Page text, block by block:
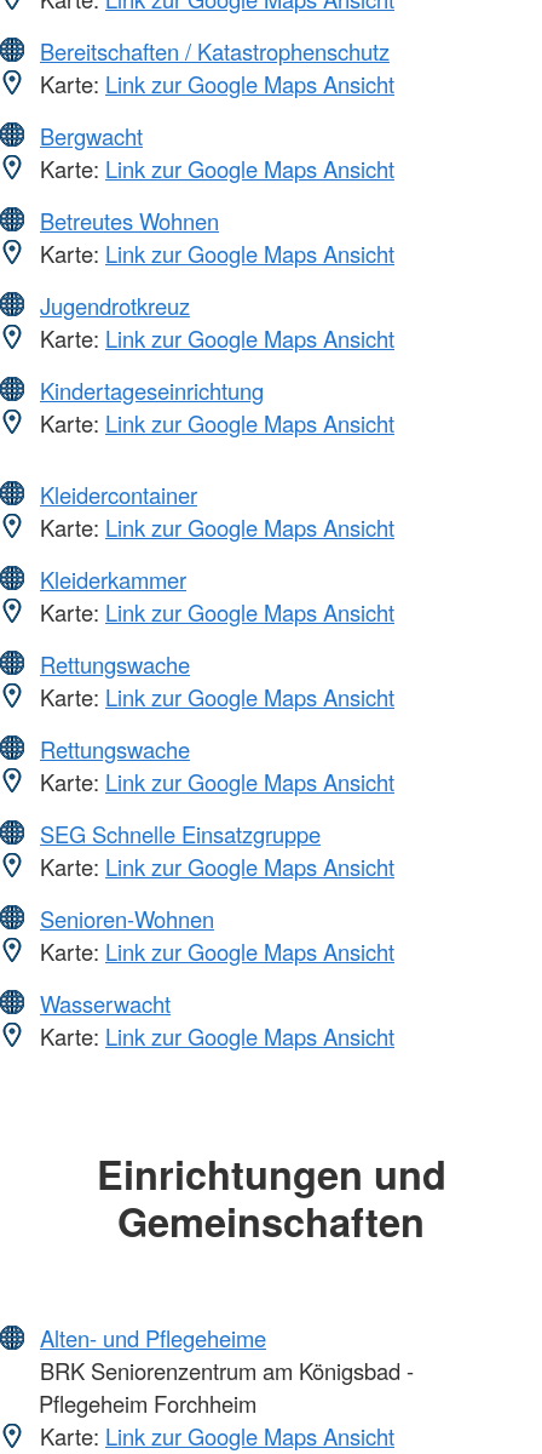
Bereitschaften / Katastrophenschutz
Karte: Link zur Google Maps Ansicht
Bergwacht
Karte: Link zur Google Maps Ansicht
Betreutes Wohnen
Karte: Link zur Google Maps Ansicht
Jugendrotkreuz
Karte: Link zur Google Maps Ansicht
Kindertageseinrichtung
Karte: Link zur Google Maps Ansicht
Kleidercontainer
Karte: Link zur Google Maps Ansicht
Kleiderkammer
Karte: Link zur Google Maps Ansicht
Rettungswache
Karte: Link zur Google Maps Ansicht
Rettungswache
Karte: Link zur Google Maps Ansicht
SEG Schnelle Einsatzgruppe
Karte: Link zur Google Maps Ansicht
Senioren-Wohnen
Karte: Link zur Google Maps Ansicht
Wasserwacht
Karte: Link zur Google Maps Ansicht
Einrichtungen und
Gemeinschaften
Alten- und Pflegeheime
BRK Seniorenzentrum am Königsbad -
Pflegeheim Forchheim
Karte: Link zur Google Maps Ansicht